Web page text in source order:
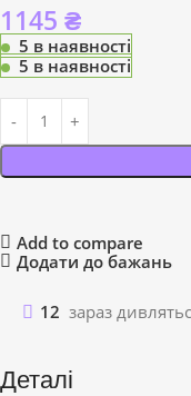
1145 ₴
5 в наявності
5 в наявності
Add to compare
Додати до бажань
12 зараз
Деталі